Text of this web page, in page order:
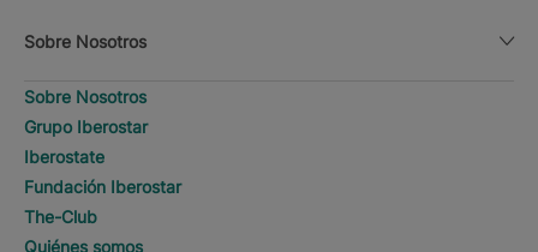
Sobre Nosotros
Sobre Nosotros
Grupo Iberostar
Iberostate
Fundación Iberostar
The-Club
Quiénes somos